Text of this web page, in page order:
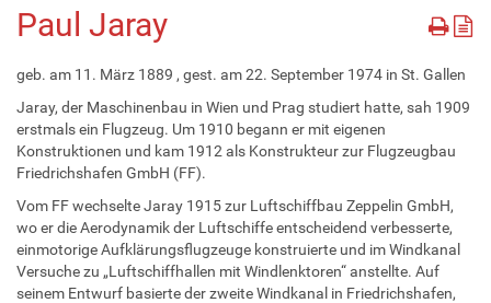
Paul Jaray
geb. am 11. März 1889 , gest. am 22. September 1974 in St. Gallen
Jaray, der Maschinenbau in Wien und Prag studiert hatte, sah 1909
erstmals ein Flugzeug. Um 1910 begann er mit eigenen
Konstruktionen und kam 1912 als Konstrukteur zur Flugzeugbau
Friedrichshafen GmbH (FF).
Vom FF wechselte Jaray 1915 zur Luftschiffbau Zeppelin GmbH,
wo er die Aerodynamik der Luftschiffe entscheidend verbesserte,
einmotorige Aufklärungsflugzeuge konstruierte und im Windkanal
Versuche zu „Luftschiffhallen mit Windlenktoren“ anstellte. Auf
seinem Entwurf basierte der zweite Windkanal in Friedrichshafen,